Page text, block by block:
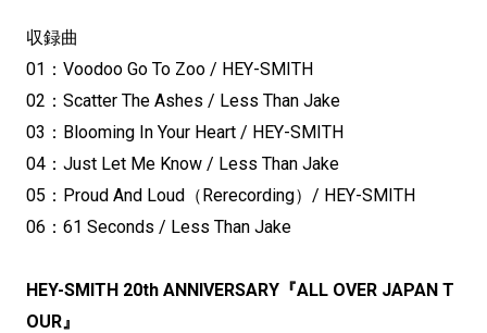
収録曲
01：Voodoo Go To Zoo / HEY-SMITH
02：Scatter The Ashes / Less Than Jake
03：Blooming In Your Heart / HEY-SMITH
04：Just Let Me Know / Less Than Jake
05：Proud And Loud（Rerecording）/ HEY-SMITH
06：61 Seconds / Less Than Jake
HEY-SMITH 20th ANNIVERSARY『ALL OVER JAPAN T
OUR』